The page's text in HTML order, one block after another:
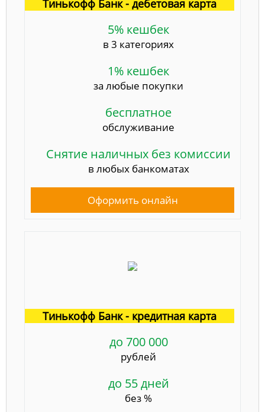
Тинькофф Банк - дебетовая карта
5% кешбек
в 3 категориях
1% кешбек
за любые покупки
бесплатное
обслуживание
Снятие наличных без комиссии
в любых банкоматах
Оформить онлайн
Тинькофф Банк - кредитная карта
до 700 000
рублей
до 55 дней
без %